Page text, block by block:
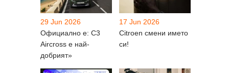
29 Jun 2026
Oфициално е: C3
Aircross e най-
добрият»
17 Jun 2026
Citroen смени името
си!